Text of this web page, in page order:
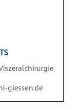
giessen.de